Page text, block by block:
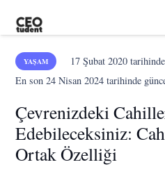
YAŞAM 17 Şubat 2020
En son24 Nisan 2024 tarihinde
Çevrenizdeki
Edebileceksiniz:
Ortak Özelliği